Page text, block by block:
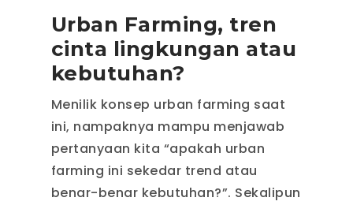
Urban Farming, tren
cinta lingkungan atau
kebutuhan?
Menilik konsep urban farming saat
ini, nampaknya mampu menjawab
pertanyaan kita “apakah urban
farming ini sekedar trend atau
benar-benar kebutuhan?”. Sekalipun